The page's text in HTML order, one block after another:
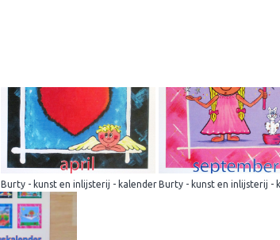
Burty - kunst en inlijsterij - kalender Burty - kunst en inlijsterij -